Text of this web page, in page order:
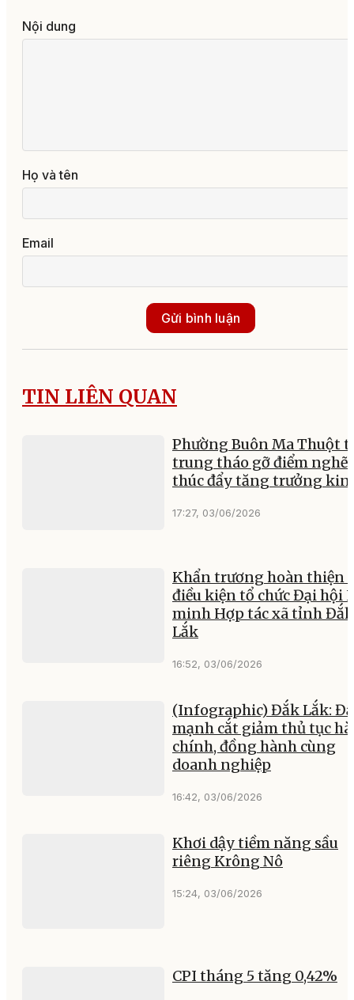
Nội dung
Họ và tên
Email
Gửi bình luận
TIN LIÊN QUAN
Phường Buôn Ma Thuột
trung tháo gỡ điểm
thúc đẩy tăng trưởng
17:27, 03/06/2026
Khẩn trương hoàn thiện
điều kiện tổ chức Đại hội
minh Hợp tác xã tỉnh Đắk
Lắk
16:52, 03/06/2026
(Infographic) Đắk Lắk:
mạnh cắt giảm thủ tục
chính, đồng hành cùng
doanh nghiệp
16:42, 03/06/2026
Khơi dậy tiềm năng sầu
riêng Krông Nô
15:24, 03/06/2026
CPI tháng 5 tăng 0,42%